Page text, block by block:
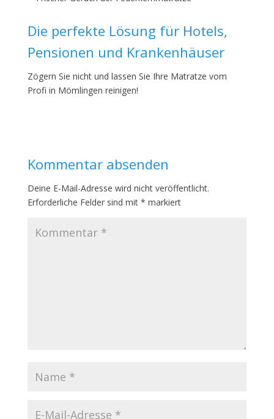
Die perfekte Lösung für Hotels,
Pensionen und Krankenhäuser
Zögern Sie nicht und lassen Sie Ihre Matratze vom
Profi in Mömlingen reinigen!
Kommentar absenden
Deine E-Mail-Adresse wird nicht veröffentlicht.
Erforderliche Felder sind mit * markiert